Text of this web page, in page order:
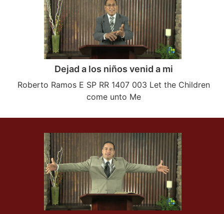
Dejad a los niños venid a mi
Roberto Ramos E SP RR 1407 003 Let the Children
come unto Me